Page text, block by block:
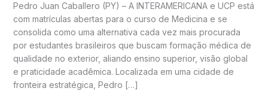
Pedro Juan Caballero (PY) – A INTERAMERICANA e UCP está
com matrículas abertas para o curso de Medicina e se
consolida como uma alternativa cada vez mais procurada
por estudantes brasileiros que buscam formação médica de
qualidade no exterior, aliando ensino superior, visão global
e praticidade acadêmica. Localizada em uma cidade de
fronteira estratégica, Pedro […]